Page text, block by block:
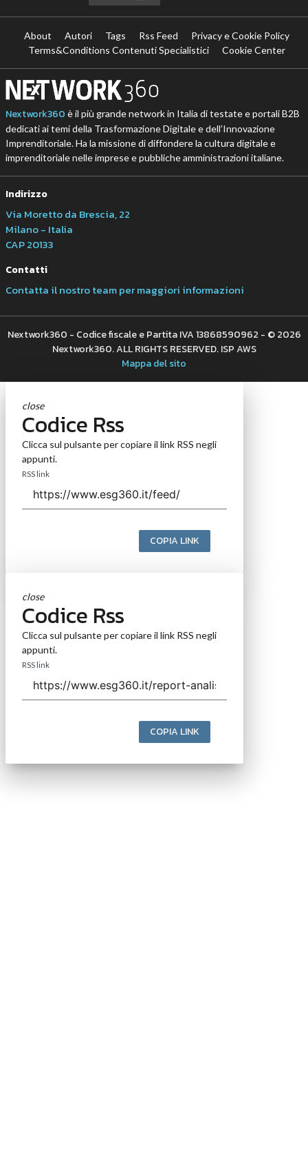
About Autori Tags Rss Feed
Privacy e Cookie Policy
Terms&Conditions Contenuti Specialistici
Cookie Center
Nextwork360 è il più grande network in Italia di testate e portali B2B
dedicati ai temi della Trasformazione Digitale e dell’Innovazione
Imprenditoriale. Ha la missione di diffondere la cultura digitale e
imprenditoriale nelle imprese e pubbliche amministrazioni italiane.
Indirizzo
Via Moretto da Brescia, 22
Milano - Italia
CAP 20133
Contatti
Contatta il nostro team per maggiori informazioni
Nextwork360 - Codice fiscale e Partita IVA 13868590962 - © 2026
Nextwork360. ALL RIGHTS RESERVED. ISP AWS
Mappa del sito
close
Codice Rss
Clicca sul pulsante per copiare il link RSS negli
appunti.
RSS link
COPIA LINK
close
Codice Rss
Clicca sul pulsante per copiare il link RSS negli
appunti.
RSS link
COPIA LINK